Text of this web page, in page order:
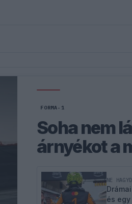
FORMA-1
Soha nem
árnyékot a
NE
és